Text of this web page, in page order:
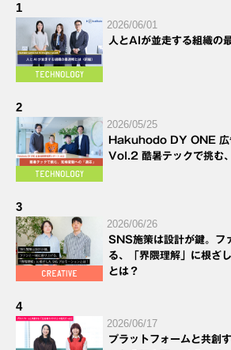
1
2026/06/01
人とAIが並走する組織の
2
2026/05/25
Hakuhodo DY ONE 広
Vol.2 酷暑テックで挑む
3
2026/06/26
SNS施策は設計が鍵。フ
る、「界隈理解」に根ざ
とは？
4
2026/06/17
プラットフォームと共創